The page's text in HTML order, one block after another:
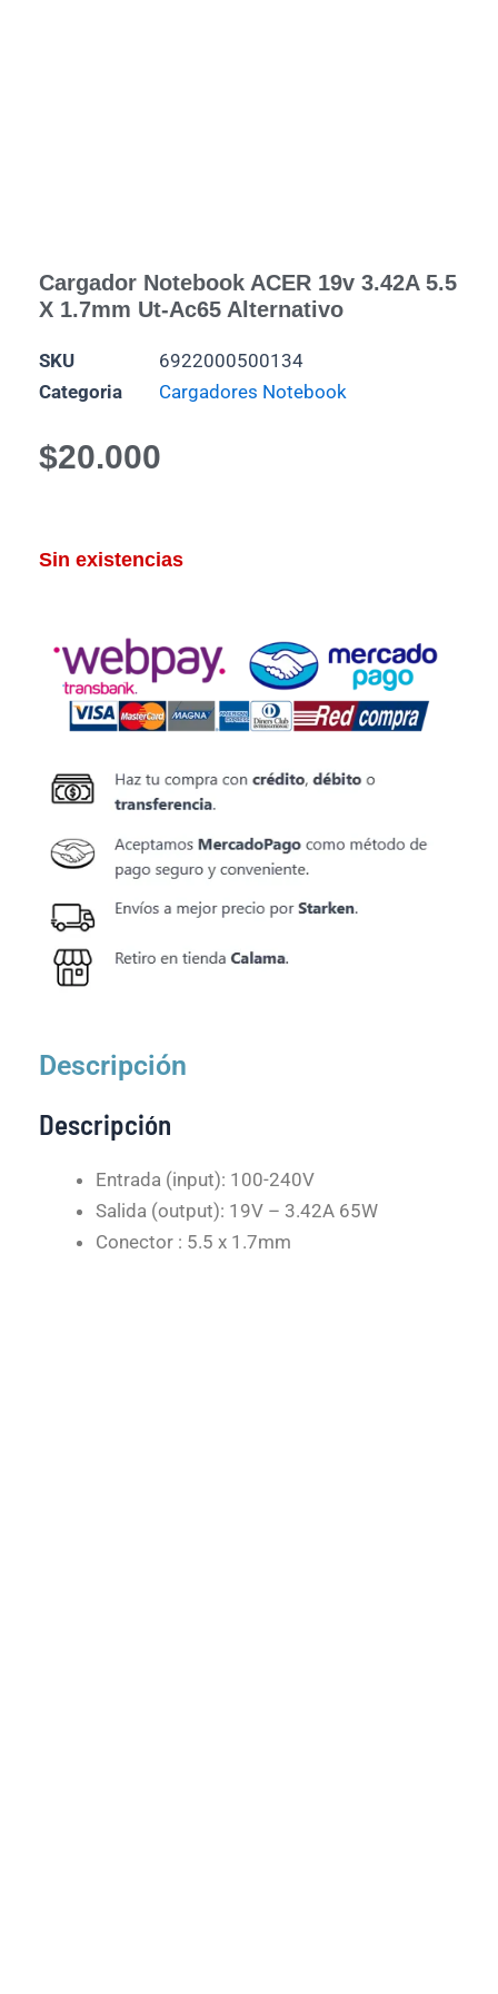
Cargador Notebook ACER 19v 3.42A 5.5
X 1.7mm Ut-Ac65 Alternativo
SKU
6922000500134
Categoria
Cargadores Notebook
$20.000
Sin existencias
Descripción
Descripción
Entrada (input): 100-240V
Salida (output): 19V – 3.42A 65W
Conector : 5.5 x 1.7mm